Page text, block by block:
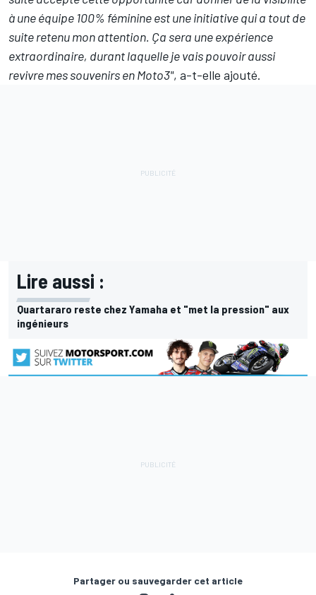
à une équipe 100% féminine est une initiative qui a tout de
suite retenu mon attention. Ça sera une expérience
extraordinaire, durant laquelle je vais pouvoir aussi
revivre mes souvenirs en Moto3", a-t-elle ajouté.
Lire aussi :
Quartararo reste chez Yamaha et "met la pression" aux
ingénieurs
Partager ou sauvegarder cet article